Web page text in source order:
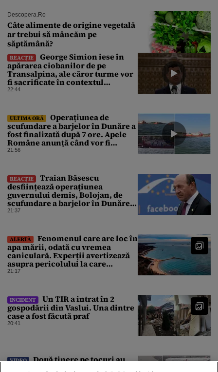
Descopera.ro
Câte alimente de origine vegetală
ar trebui să mâncăm pe
săptămână?
REACȚIE
George Simion iese în
apărarea ciobanilor de pe
Transalpina, ale căror turme vor
fi sacrificate în contextul
focarului de variolă ovină
22:44
ULTIMA ORĂ
Operațiunea de
scufundare a barjelor în Dunăre a
fost finalizată după 7 ore. Apele
Române anunță când vor fi
simțite efectele
21:56
REACȚIE
Traian Băsescu
desființează operațiunea
guvernului demis, Bolojan, de
scufundare a barjelor în Dunăre:
„Este o improvizație”
21:37
ALERTĂ
Fenomenul care are loc în
apa mării, odată cu vremea
caniculară. Experții avertizează
asupra pericolului la care
oamenii pot fi expuși
21:17
INCIDENT
Un TIR a intrat în 2
gospodării din Vaslui. Una dintre
case a fost făcută praf
20:41
VIDEO
Două tinere pe tocuri au